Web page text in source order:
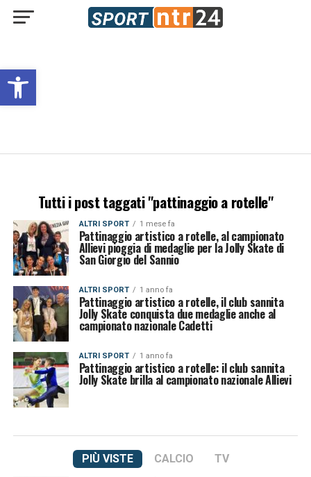
Open toolbar
Tutti i post taggati "pattinaggio a rotelle"
ALTRI SPORT 1 mese fa
Pattinaggio artistico a rotelle, al campionato
Allievi pioggia di medaglie per la Jolly Skate di
San Giorgio del Sannio
ALTRI SPORT 1 anno fa
Pattinaggio artistico a rotelle, il club sannita
Jolly Skate conquista due medaglie anche al
campionato nazionale Cadetti
ALTRI SPORT 1 anno fa
Pattinaggio artistico a rotelle: il club sannita
Jolly Skate brilla al campionato nazionale Allievi
PIÙ VISTE CALCIO TV